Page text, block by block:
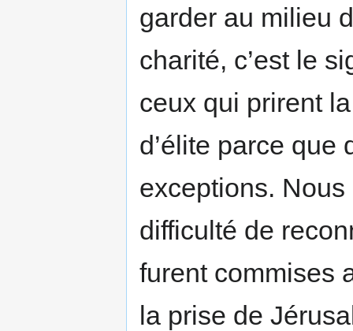
garder au milieu
charité, c’est le
ceux qui prirent
d’élite parce que
exceptions.
difficulté de
furent commises
la prise de